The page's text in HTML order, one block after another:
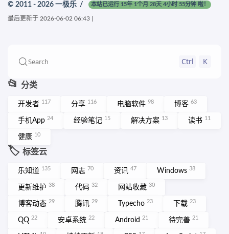
Search Ctrl K
📂 分类
开发者 117 分享 116 电脑软件 98 博客 63
手机App 24 经验笔记 15 解决方案 13 读书 11
健康 10
🏷️ 标签云
乐知道 135 网志 70 资讯 47 Windows 38
更新维护 38 代码 32 网站收藏 30
博客动态 29 腾讯 29 Typecho 23 下载 23
QQ 22 安卓系统 22 Android 21 待完善 21
© 2011 - 2026 一极乐 / 本站已运行 15年 1个月 28天 4小时 55分钟 啦！
最后更新于 2026-06-02 06:43